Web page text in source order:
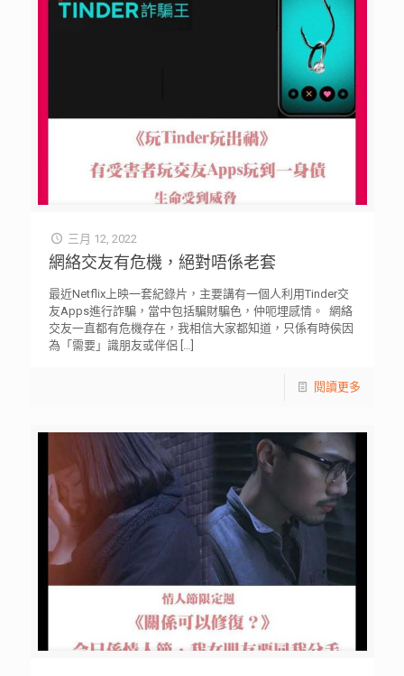
三月 12, 2022
網絡交友有危機，絕對唔係老套 ⁡
最近Netflix上映一套紀錄片，主要講有一個人利用Tinder交
友Apps進行詐騙，當中包括騙財騙色，仲呃埋感情。 ⁡ 網絡
交友一直都有危機存在，我相信大家都知道，只係有時侯因
為「需要」識朋友或伴侶[…]
閱讀更多